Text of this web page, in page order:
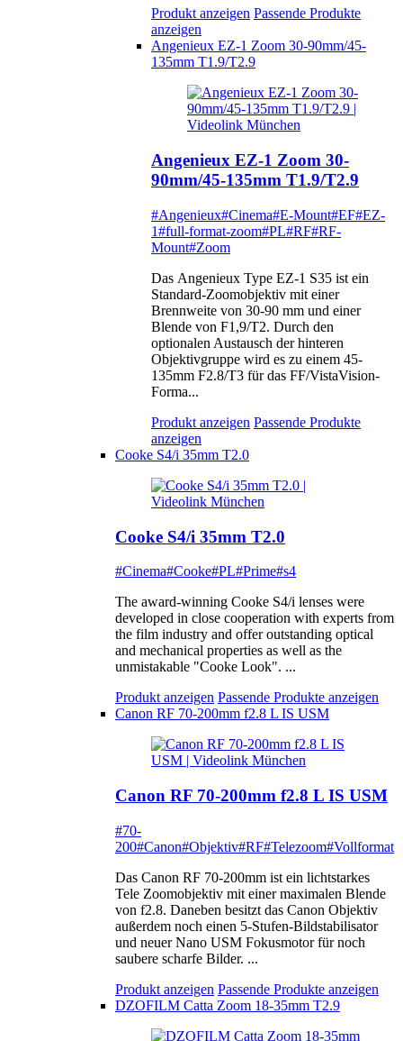
Produkt anzeigen Passende Produkte
anzeigen
Angenieux EZ-1 Zoom 30-90mm/45-
135mm T1.9/T2.9
Angenieux EZ-1 Zoom 30-
90mm/45-135mm T1.9/T2.9
#Angenieux#Cinema#E-Mount#EF#EZ-
1#full-format-zoom#PL#RF#RF-
Mount#Zoom
Das Angenieux Type EZ-1 S35 ist ein
Standard-Zoomobjektiv mit einer
Brennweite von 30-90 mm und einer
Blende von F1,9/T2. Durch den
optionalen Austausch der hinteren
Objektivgruppe wird es zu einem 45-
135mm F2.8/T3 für das FF/VistaVision-
Forma...
Produkt anzeigen Passende Produkte
anzeigen
Cooke S4/i 35mm T2.0
Cooke S4/i 35mm T2.0
#Cinema#Cooke#PL#Prime#s4
The award-winning Cooke S4/i lenses were
developed in close cooperation with experts from
the film industry and offer outstanding optical
and mechanical properties as well as the
unmistakable "Cooke Look". ...
Produkt anzeigen Passende Produkte anzeigen
Canon RF 70-200mm f2.8 L IS USM
Canon RF 70-200mm f2.8 L IS USM
#70-
200#Canon#Objektiv#RF#Telezoom#Vollformat
Das Canon RF 70-200mm ist ein lichtstarkes
Tele Zoomobjektiv mit einer maximalen Blende
von f2.8. Daneben besitzt das Canon Objektiv
außerdem noch einen 5-Stufen-Bildstabilisator
und neuer Nano USM Fokusmotor für noch
saubere scharfe Bilder. ...
Produkt anzeigen Passende Produkte anzeigen
DZOFILM Catta Zoom 18-35mm T2.9